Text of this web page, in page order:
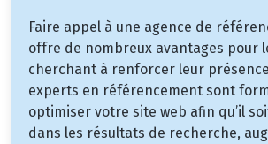
Faire appel à une agence de
offre de nombreux avantages pour
cherchant à renforcer leur
experts en référencement sont
optimiser votre site web afin qu’il
dans les résultats de recherche,